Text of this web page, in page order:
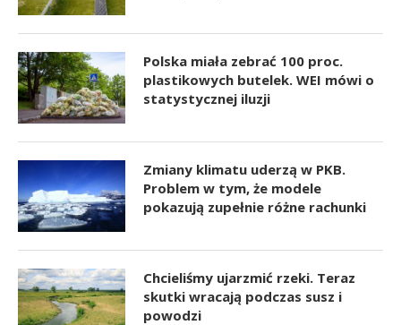
Polska miała zebrać 100 proc.
plastikowych butelek. WEI mówi o
statystycznej iluzji
Zmiany klimatu uderzą w PKB.
Problem w tym, że modele
pokazują zupełnie różne rachunki
Chcieliśmy ujarzmić rzeki. Teraz
skutki wracają podczas susz i
powodzi